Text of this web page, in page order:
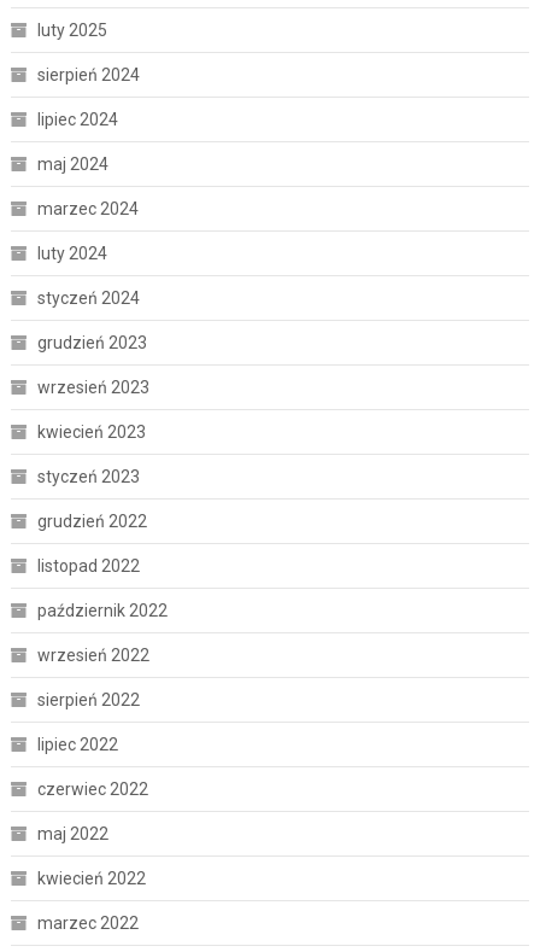
luty 2025
sierpień 2024
lipiec 2024
maj 2024
marzec 2024
luty 2024
styczeń 2024
grudzień 2023
wrzesień 2023
kwiecień 2023
styczeń 2023
grudzień 2022
listopad 2022
październik 2022
wrzesień 2022
sierpień 2022
lipiec 2022
czerwiec 2022
maj 2022
kwiecień 2022
marzec 2022